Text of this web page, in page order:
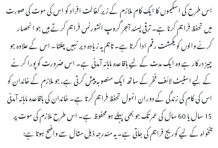
اس طرح کی اسکیموں کا ایک کام ملازم کے زیر کفالت افراد کو اس کی موت کی صورت
میں تحفظ فراہم کرنا ہے۔ ترقی پسند آجر گروپ انشورنس فراہم کرتے ہیں جو انحصار
کرنے والوں کو یکمشت رقم ادا کرتا ہے۔ تاہم یہ زیادہ دیر نہیں چلتا۔ اس کے علاوہ جو
چیز درکار ہے وہ ایک مدت کے لیے باقاعدہ ماہانہ آمدنی ہے۔ اس ضرورت کو پورا کرنے
کے لیے اسٹیٹ لائف فخر کے ساتھ ایک منصوبہ پیش کرتی ہے، جو ملازم کے خاندان کو
اس کی کام کی زندگی کے دوران انمول تحفظ فراہم کرتا ہے۔ خاندان کی باقاعدہ ماہانہ آمدنی
15 سال یا 60 سال کی عمر تک جو بھی پہلے ہو محفوظ ہے۔ اس طرح ملازم کی موت پر
تنخواہ کے لیے کوریج فراہم کی جاتی ہے۔ یہ مندرجہ ذیل مثال سے واضح ہوتا ہے: